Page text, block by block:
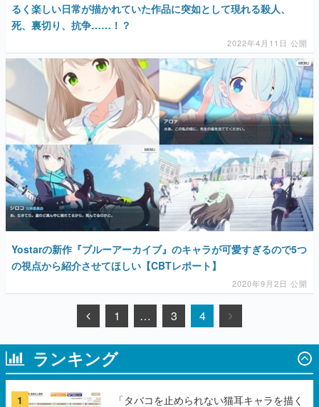
るく楽しい日常が描かれていた作品に突如として現れる殺人、
死、裏切り、抗争……！？
2022年4月11日 公開
Yostarの新作『ブルーアーカイブ』のキャラが可愛すぎるので5つ
の視点から紹介させてほしい【CBTレポート】
2020年9月2日 公開
1 … 3 4
ランキング
1
「タバコを止められない猫耳キャラを描く